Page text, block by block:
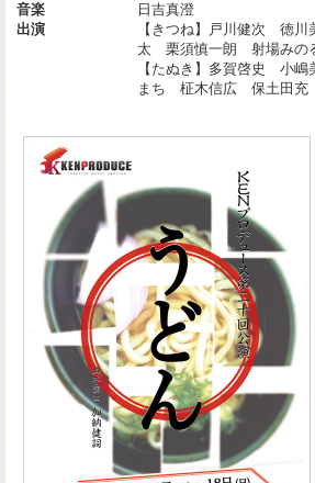
音楽
日吉真澄
出演
【きつね】戸川健次
太 栗須慎一朗 射場みの
【たぬき】多賀啓史
まち 柾木信広 保土田